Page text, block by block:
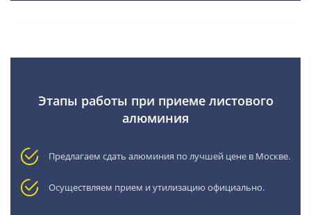
Этапы работы при приеме листового
алюминия
Предлагаем сдать алюминия по лучшей цене в Москве.
Осуществляем прием и утилизацию официально.